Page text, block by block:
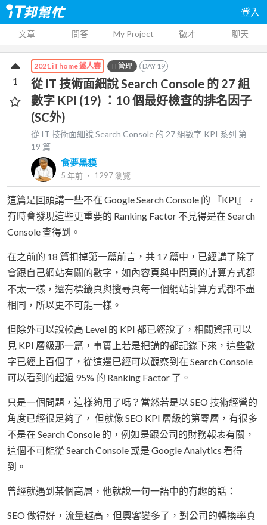
登入
文章 問答 My Project 徵才 聊天
2021 iThome 鐵人賽 IT管理 DAY 19
從 IT 技術面細說 Search Console 的 27 組
數字 KPI (19) ：10 個最好檢查的排名因子
(SC外)
從 IT 技術面細說 Search Console 的 27 組數字 KPI 系列 第
19 篇
食夢黑貘
5 年前 ‧ 1297瀏覽
1
這篇是回頭講一些不在 Google Search Console 的 『KPI』，
有時會發現這些更重要的 Ranking Factor 不見得是在 Search
Console 查得到。
在之前的 18 篇扣掉第一篇前言，共 17 篇中，已經講了除了
會跟自己網站有關的數字，如內容頁與中間頁的計算方式都
不太一樣，還有標籤頁與搜尋頁每一個網站計算方式都不盡
相同，所以更不可能一樣。
但除外可以說較高 Level 的 KPI 都已經說了，相關資訊可以
見 KPI 層級那一篇，事實上若是把講的都記錄下來，這些數
字已經上百個了，從這邊已經可以觀察到在 Search Console
可以看到的超過 95% 的 Ranking Factor 了。
只是一個問題，這樣夠用了嗎？當然若是以 SEO 技術經營的
角度已經很足夠了， 但就像 SEO KPI 層級的第零層，有很多
不是在 Search Console 的，例如是跟公司的財務報表有關，
這個不可能從 Search Console 或是 Google Analytics 看得
到。
曾經就遇到某個高層，他就說一句一語中的有趣的話：
SEO 做得好，流量越高，但奧客變多了，對公司的轉換率真